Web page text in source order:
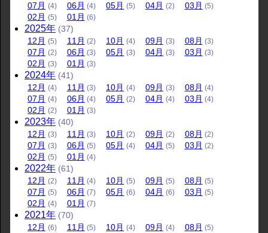
07月 (4) 06月 (4) 05月 (5) 04月 (2) 03月 (5)
02月 (5) 01月 (6)
2025年 (37)
12月 (5) 11月 (2) 10月 (4) 09月 (3) 08月 (3)
07月 (2) 06月 (3) 05月 (3) 04月 (3) 03月 (3)
02月 (3) 01月 (3)
2024年 (41)
12月 (4) 11月 (3) 10月 (4) 09月 (3) 08月 (4)
07月 (4) 06月 (4) 05月 (2) 04月 (4) 03月 (4)
02月 (2) 01月 (3)
2023年 (40)
12月 (3) 11月 (3) 10月 (2) 09月 (2) 08月 (2)
07月 (3) 06月 (5) 05月 (4) 04月 (5) 03月 (2)
02月 (5) 01月 (4)
2022年 (61)
12月 (2) 11月 (4) 10月 (5) 09月 (5) 08月 (5)
07月 (5) 06月 (7) 05月 (6) 04月 (6) 03月 (5)
02月 (4) 01月 (7)
2021年 (70)
12月 (6) 11月 (5) 10月 (4) 09月 (4) 08月 (5)